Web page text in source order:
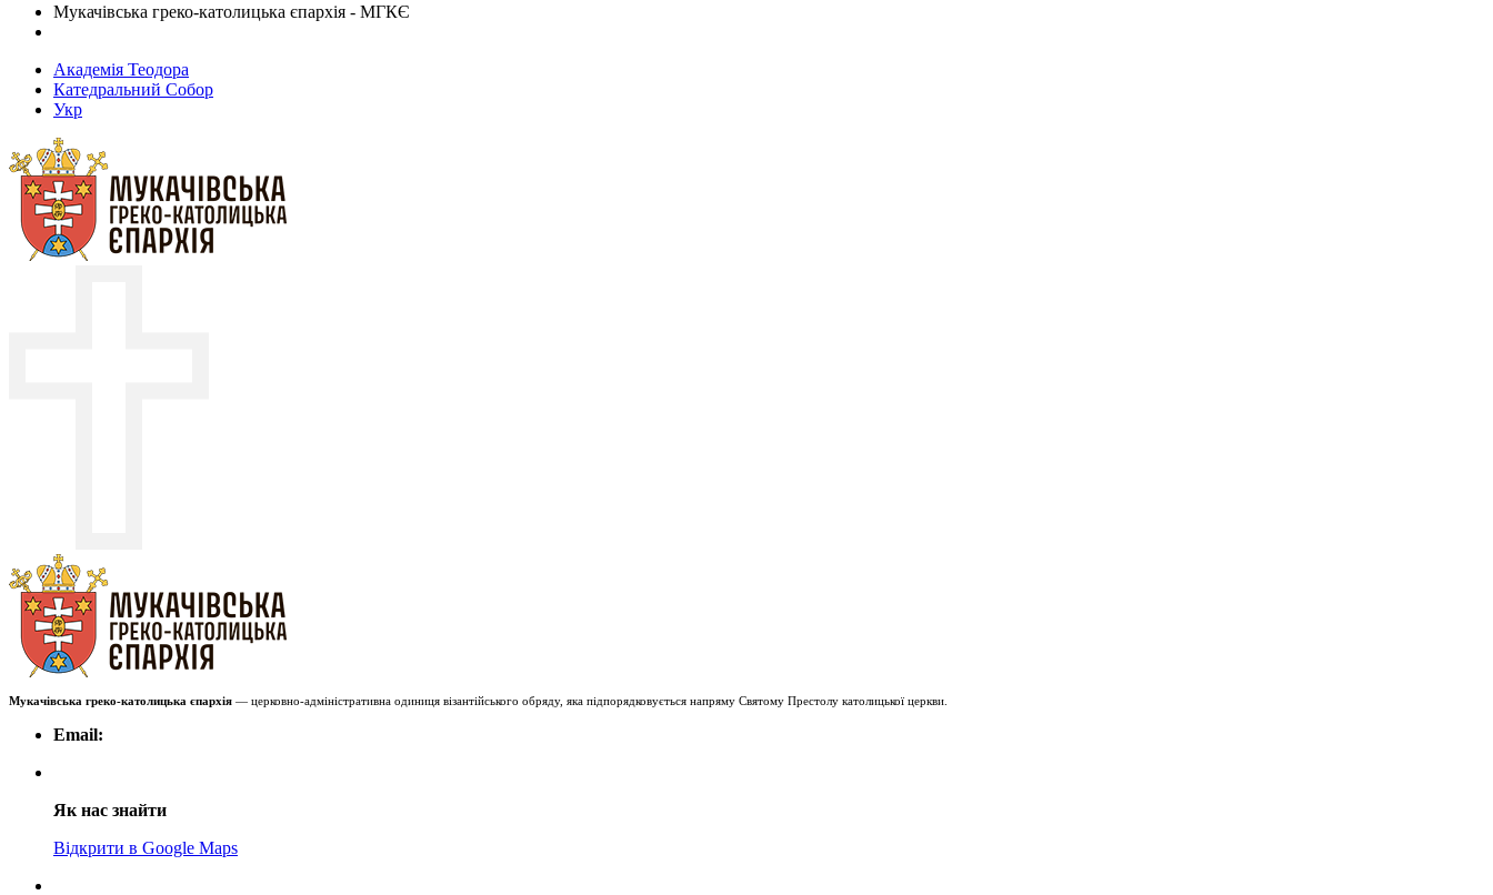
Мукачівська греко-католицька єпархія - МГКЄ
Академія Теодора
Катедральний Собор
Укр
Мукачівська греко-католицька єпархія — церковно-адміністративна одиниця візантійського обряду, яка підпорядковується напряму Святому Престолу католицької церкви.
Email:
Як нас знайти
Відкрити в Google Maps